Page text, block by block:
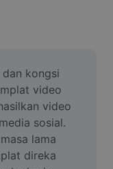
kongsi
video
video
sosial.
lama
direka